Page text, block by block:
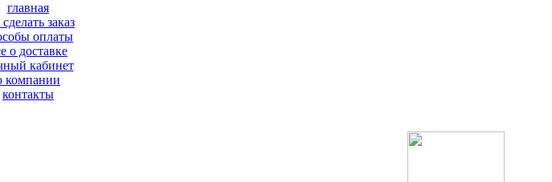
главная
заказ
оплаты
о доставке
кабинет
компании
контакты